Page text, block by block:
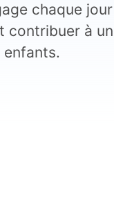
chaque
contribuer à